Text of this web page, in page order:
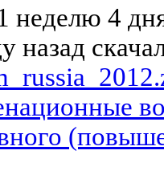
неделю 4
назад